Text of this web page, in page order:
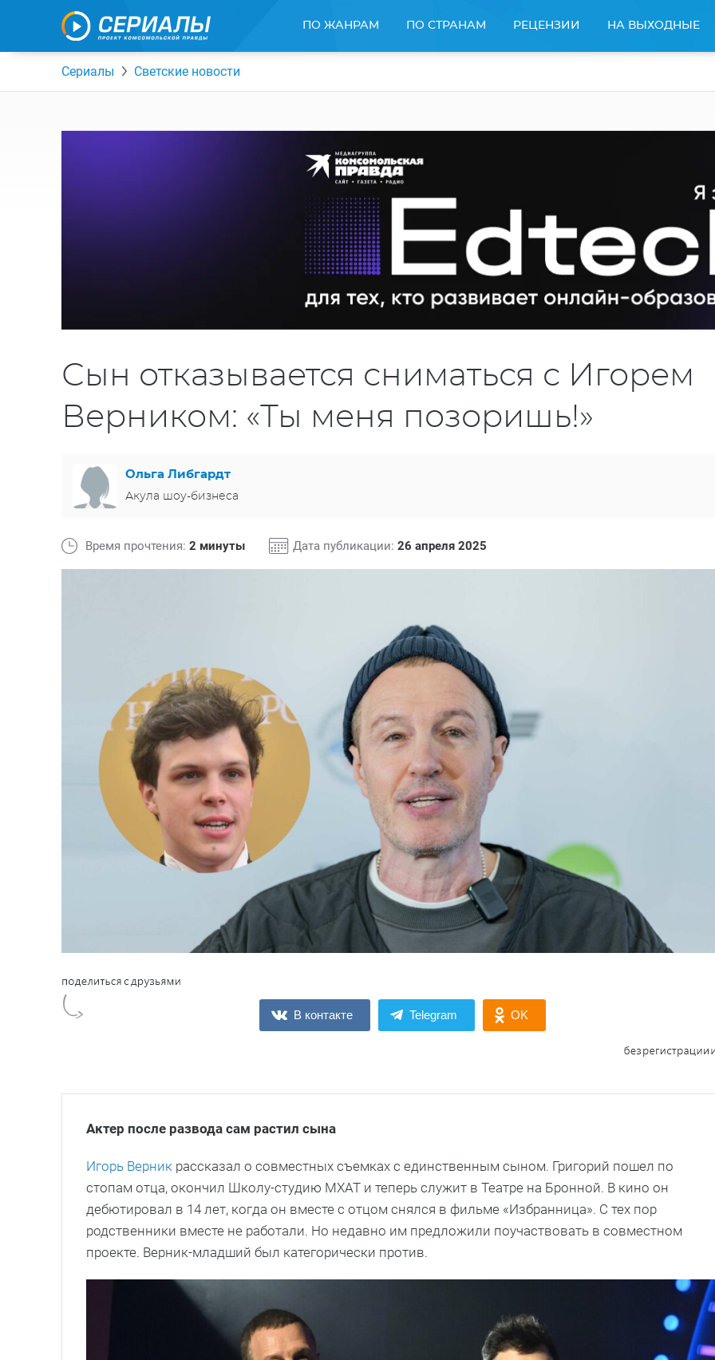
ПО ЖАНРАМ ПО СТРАНАМ РЕЦЕНЗИИ НА ВЫХОДНЫЕ
Сериалы Светские новости
Сын отказывается сниматься с Игорем
Верником: «Ты меня позоришь!»
Ольга Либгардт
Акула шоу-бизнеса
Время прочтения: 2 минуты Дата публикации: 26 апреля 2025
В контакте Telegram OK
Актер после развода сам растил сына
Игорь Верник рассказал о совместных съемках с единственным сыном. Григорий пошел по
стопам отца, окончил Школу-студию МХАТ и теперь служит в Театре на Бронной. В кино он
дебютировал в 14 лет, когда он вместе с отцом снялся в фильме «Избранница». С тех пор
родственники вместе не работали. Но недавно им предложили поучаствовать в совместном
проекте. Верник-младший был категорически против.